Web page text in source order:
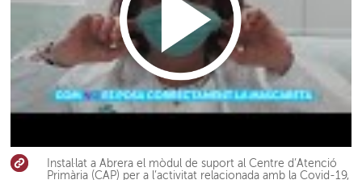
Instal·lat a Abrera el mòdul de suport al Centre d’Atenció
Primària (CAP) per a l’activitat relacionada amb la Covid-19,